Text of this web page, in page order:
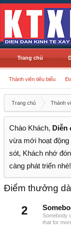
Trang chủ
Thành viên tiêu biểu
Trang chủ Thành
Chào Khách, Diễn
vừa mới hoạt động
sót, Khách nhớ
càng phát triển nhé!
Điểm thưởng
2
Somebody
that for